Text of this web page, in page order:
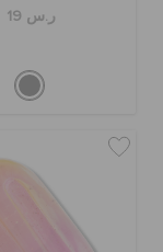
ر.س 19